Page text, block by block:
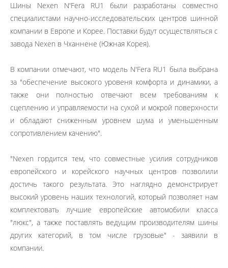
Шины Nexen N'Fera RU1 были разработаны совместно
специалистами научно-исследовательских центров шинной
компании в Европе и Корее. Поставки будут осуществляться с
завода Nexen в Чханнене (Южная Корея).
В компании отмечают, что модель N'Fera RU1 была выбрана
за "обеспечение высокого уровеня комфорта и динамики, а
также они полностью отвечают всем требованиям к
сцеплению и управляемости на сухой и мокрой поверхности
и обладают сниженным уровнем шума и уменьшенным
сопротивлением качению".
"Nexen гордится тем, что совместные усилия сотрудников
европейского и корейского научных центров позволили
достичь такого результата. Это наглядно демонстрирует
высокий уровень наших технологий, который позволяет нам
комплектовать лучшие европейские автомобили класса
"люкс", а также поставлять ведущим производителям шины
других категорий, в том числе грузовые" - заявили в
компании.